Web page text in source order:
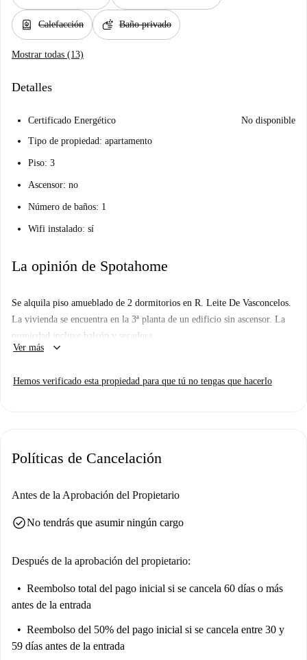
water_heater
Calefacción soap Baño privado
Mostrar todas (13)
Detalles
Certificado Energético
No disponible
Tipo de propiedad: apartamento
Piso: 3
Ascensor: no
Número de baños: 1
Wifi instalado: sí
La opinión de Spotahome
Se alquila piso amueblado de 2 dormitorios en R. Leite De Vasconcelos.
La vivienda se encuentra en la 3ª planta de un edificio sin ascensor. La
propiedad incluye balcón y secadora.
Ver más
keyboard_arrow_down
Hemos verificado esta propiedad para que tú no tengas que hacerlo
Políticas de Cancelación
Antes de la Aprobación del Propietario
check_circleNo tendrás que asumir ningún cargo
Después de la aprobación del propietario:
Reembolso total del pago inicial si se cancela 60 días o más
antes de la entrada
Reembolso del 50% del pago inicial si se cancela entre 30 y
59 días antes de la entrada